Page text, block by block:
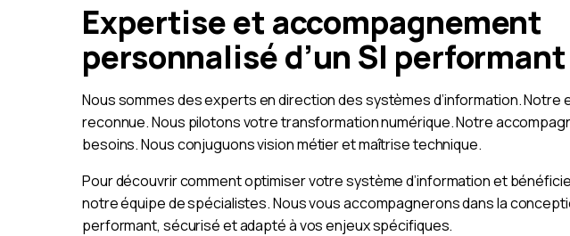
Expertise et accompagnement
personnaliséd’un SI performant
Nous sommes des experts en direction des systèmes d’information.
reconnue. Nous pilotons votre transformation numérique. Notre
besoins. Nous conjuguons vision métier et maîtrise technique.
Pour découvrir comment optimiser votre système d’information et
notre équipe de spécialistes. Nous vous accompagnerons dans la
performant, sécurisé et adapté à vos enjeux spécifiques.